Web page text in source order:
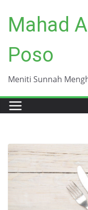
content
Mahad
Poso
Meniti Sunnah